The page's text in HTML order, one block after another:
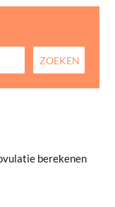
berekenen